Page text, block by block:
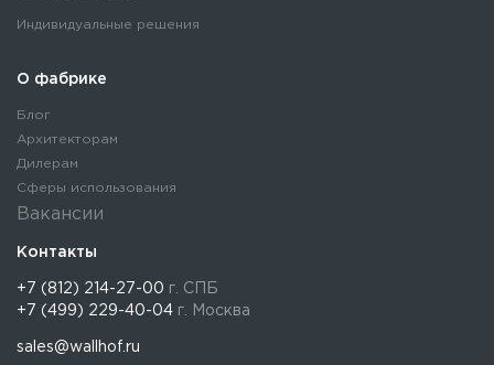
Контакты
+7 (812) 214-27-00 г. СПБ
+7 (499) 229-40-04 г. Москва
sales@wallhof.ru
Индивидуальные решения
О фабрике
Блог
Архитекторам
Дилерам
Сферы использования
Вакансии